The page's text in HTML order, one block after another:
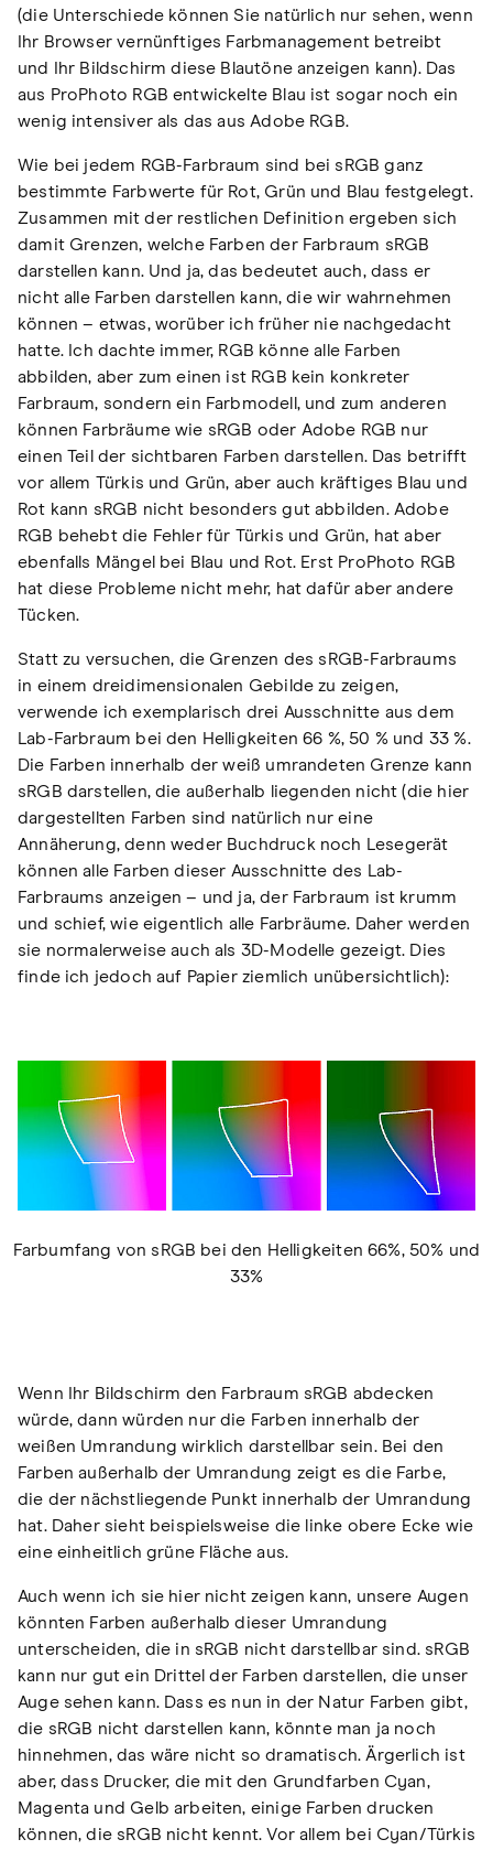
(die Unterschiede können Sie natürlich nur sehen, wenn
Ihr Browser vernünftiges Farbmanagement betreibt
und Ihr Bildschirm diese Blautöne anzeigen kann). Das
aus ProPhoto RGB entwickelte Blau ist sogar noch ein
wenig intensiver als das aus Adobe RGB.
Wie bei jedem RGB-Farbraum sind bei sRGB ganz
bestimmte Farbwerte für Rot, Grün und Blau festgelegt.
Zusammen mit der restlichen Definition ergeben sich
damit Grenzen, welche Farben der Farbraum sRGB
darstellen kann. Und ja, das bedeutet auch, dass er
nicht alle Farben darstellen kann, die wir wahrnehmen
können – etwas, worüber ich früher nie nachgedacht
hatte. Ich dachte immer, RGB könne alle Farben
abbilden, aber zum einen ist RGB kein konkreter
Farbraum, sondern ein Farbmodell, und zum anderen
können Farbräume wie sRGB oder Adobe RGB nur
einen Teil der sichtbaren Farben darstellen. Das betrifft
vor allem Türkis und Grün, aber auch kräftiges Blau und
Rot kann sRGB nicht besonders gut abbilden. Adobe
RGB behebt die Fehler für Türkis und Grün, hat aber
ebenfalls Mängel bei Blau und Rot. Erst ProPhoto RGB
hat diese Probleme nicht mehr, hat dafür aber andere
Tücken.
Statt zu versuchen, die Grenzen des sRGB-Farbraums
in einem dreidimensionalen Gebilde zu zeigen,
verwende ich exemplarisch drei Ausschnitte aus dem
Lab-Farbraum bei den Helligkeiten 66 %, 50 % und 33 %.
Die Farben innerhalb der weiß umrandeten Grenze kann
sRGB darstellen, die außerhalb liegenden nicht (die hier
dargestellten Farben sind natürlich nur eine
Annäherung, denn weder Buchdruck noch Lesegerät
können alle Farben dieser Ausschnitte des Lab-
Farbraums anzeigen – und ja, der Farbraum ist krumm
und schief, wie eigentlich alle Farbräume. Daher werden
sie normalerweise auch als 3D-Modelle gezeigt. Dies
finde ich jedoch auf Papier ziemlich unübersichtlich):
Farbumfang von sRGB bei den Helligkeiten 66%, 50% und
33%
Wenn Ihr Bildschirm den Farbraum sRGB abdecken
würde, dann würden nur die Farben innerhalb der
weißen Umrandung wirklich darstellbar sein. Bei den
Farben außerhalb der Umrandung zeigt es die Farbe,
die der nächstliegende Punkt innerhalb der Umrandung
hat. Daher sieht beispielsweise die linke obere Ecke wie
eine einheitlich grüne Fläche aus.
Auch wenn ich sie hier nicht zeigen kann, unsere Augen
könnten Farben außerhalb dieser Umrandung
unterscheiden, die in sRGB nicht darstellbar sind. sRGB
kann nur gut ein Drittel der Farben darstellen, die unser
Auge sehen kann. Dass es nun in der Natur Farben gibt,
die sRGB nicht darstellen kann, könnte man ja noch
hinnehmen, das wäre nicht so dramatisch. Ärgerlich ist
aber, dass Drucker, die mit den Grundfarben Cyan,
Magenta und Gelb arbeiten, einige Farben drucken
können, die sRGB nicht kennt. Vor allem bei Cyan/Türkis